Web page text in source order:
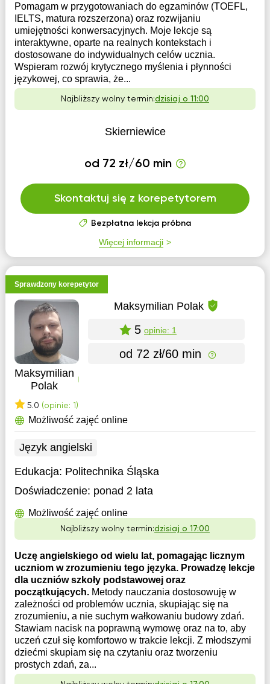
Pomagam w przygotowaniach do egzaminów (TOEFL,
IELTS, matura rozszerzona) oraz rozwijaniu
umiejętności konwersacyjnych. Moje lekcje są
interaktywne, oparte na realnych kontekstach i
dostosowane do indywidualnych celów ucznia.
Wspieram rozwój krytycznego myślenia i płynności
językowej, co sprawia, że...
Najbliższy wolny termin:dzisiaj o 11:00
Skierniewice
od 72 zł/60 min
Skontaktuj się z korepetytorem
Bezpłatna lekcja próbna
Więcej informacji
Sprawdzony korepetytor
Maksymilian
Polak
5.0 (opinie: 1)
Maksymilian Polak
5 opinie: 1
od 72 zł/60 min
Możliwość zajęć online
Język angielski
Edukacja: Politechnika Śląska
Doświadczenie: ponad 2 lata
Możliwość zajęć online
Najbliższy wolny termin:dzisiaj o 17:00
Uczę angielskiego od wielu lat, pomagając licznym
uczniom w zrozumieniu tego języka. Prowadzę lekcje
dla uczniów szkoły podstawowej oraz
początkujących. Metody nauczania dostosowuję w
zależności od problemów ucznia, skupiając się na
zrozumieniu, a nie suchym wałkowaniu budowy zdań.
Stawiam nacisk na poprawną wymowę oraz na to, aby
uczeń czuł się komfortowo w trakcie lekcji. Z młodszymi
dziećmi skupiam się na czytaniu oraz tworzeniu
prostych zdań, za...